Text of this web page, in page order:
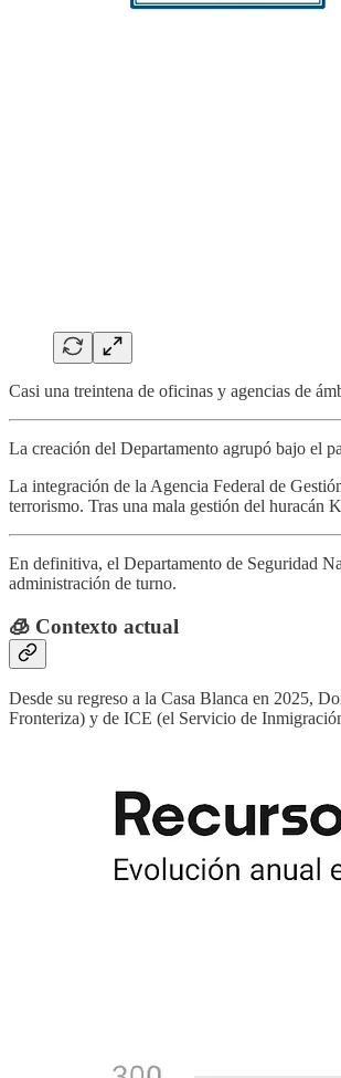
Casi una treintena de oficinas y agencias de
La creación del Departamento agrupó bajo el
La integración de la Agencia Federal de
terrorismo. Tras una mala gestión del huracán
En definitiva, el Departamento de Seguridad
administración de turno.
🧊 Contexto actual
Desde su regreso a la Casa Blanca en 2025,
Fronteriza) y de ICE (el Servicio de